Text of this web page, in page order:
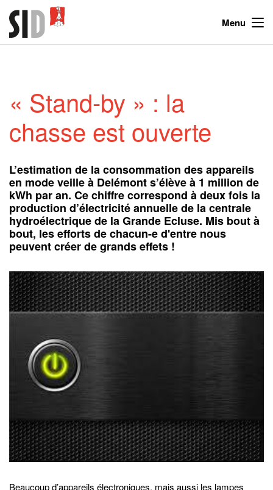
Menu
« Stand-by » : la
chasse est ouverte
L’estimation de la consommation des appareils
en mode veille à Delémont s’élève à 1 million de
kWh par an. Ce chiffre correspond à deux fois la
production d’électricité annuelle de la centrale
hydroélectrique de la Grande Ecluse. Mis bout à
bout, les efforts de chacun-e d'entre nous
peuvent créer de grands effets !
Beaucoup d’appareils électroniques, mais aussi les lampes